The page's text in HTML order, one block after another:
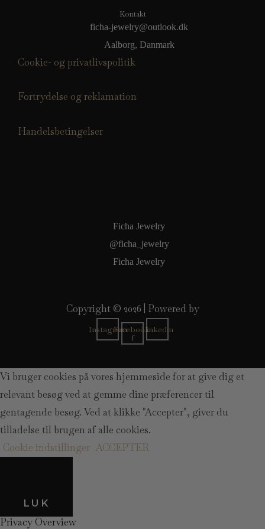
Kontakt
ficha-jewelry@outlook.dk
Aalborg, Danmark
Cookie- og privatlivspolitik
Fortrydelse og reklamation
Handelsbetingelser
Ficha Jewelry
@ficha_jewelry
Ficha Jewelry
Copyright © 2026 | Powered by
InstagramFacebook-
f
Linkedin
Vi bruger cookies på vores hjemmeside for at give dig et
relevant besøg ved at gemme dine præferencer til
gentagende besøg. Ved at klikke "Accepter", giver du
tilladelse til brugen af alle cookies.
Cookie indstillinger ACCEPTER
LUK
Privacy Overview